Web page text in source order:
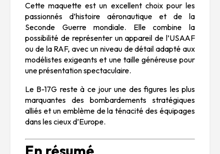
Cette maquette est un excellent choix pour les
passionnés d’histoire aéronautique et de la
Seconde Guerre mondiale. Elle combine la
possibilité de représenter un appareil de l’USAAF
ou de la RAF, avec un niveau de détail adapté aux
modélistes exigeants et une taille généreuse pour
une présentation spectaculaire.
Le B-17G reste à ce jour une des figures les plus
marquantes des bombardements stratégiques
alliés et un emblème de la ténacité des équipages
dans les cieux d’Europe.